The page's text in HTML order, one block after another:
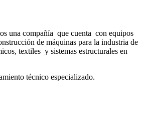
una compañía que cuenta con equipos
de máquinas para la industria de
textiles y sistemas estructurales en
técnico especializado.